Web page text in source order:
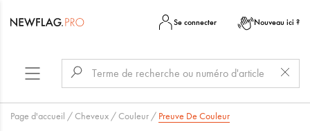
Se connecter Nouveau ici ?
Page d'accueil /Cheveux /Couleur / Preuve De Couleur